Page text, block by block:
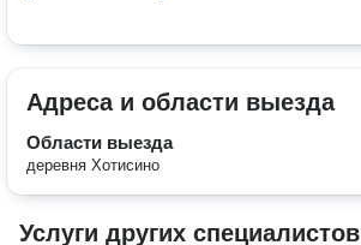
Адреса и области выезда
Области выезда
деревня Хотисино
Услуги других специалистов